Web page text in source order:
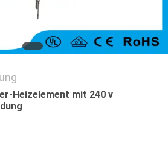
Heizelement mit 240 v